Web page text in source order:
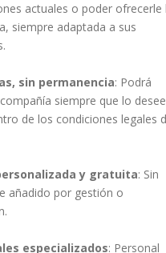
actuales o poder ofrecerle
siempre adaptada a sus
sin permanencia: Podrá
siempre que lo
de los condiciones legales
y gratuita: Sin
añadido por gestión o
especializados: Personal